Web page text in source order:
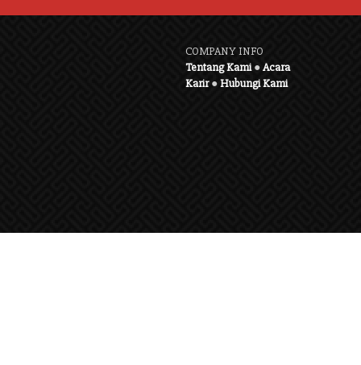
COMPANY INFO
Tentang Kami●Acara
Karir●Hubungi Kami